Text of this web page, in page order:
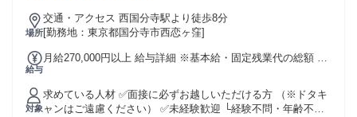
場所
交通・アクセス 西国分寺駅より徒歩8分
[勤務地：東京都国分寺市西恋ヶ窪]
給与
月給270,000円以上 給与詳細 ※基本給・固定残業代の総額 基
（固定残業時間：1ヶ月あたり20時間） 固定残業時間を超え
た勤務時間については別途残業代を支給する 【一律手当】 全
対象
求めている人材 ✅面接に必ずお越しいただける方 （※ドタキ
ャンはご遠慮ください） ✅未経験歓迎 └経験不問・年齢不問